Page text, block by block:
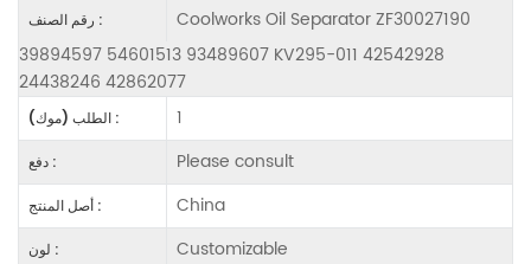
رقم الصنف :
Coolworks Oil Separator ZF30027190
39894597 54601513 93489607 KV295-011 42542928
24438246 42862077
الطلب (موك) : 1
دفع : Please consult
أصل المنتج : China
لون : Customizable